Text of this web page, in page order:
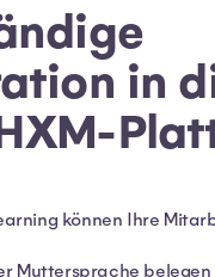
in
können Ihre
Muttersprache belegen